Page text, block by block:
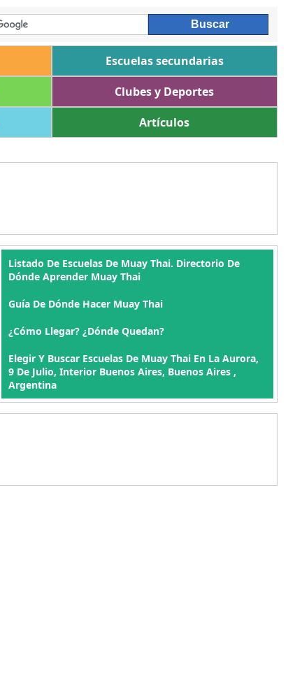
Escuelas secundarias
Clubes y Deportes
Artículos
Listado De Escuelas De Muay Thai. Directorio De
Dónde Aprender Muay Thai
Guía De Dónde Hacer Muay Thai
¿Cómo Llegar? ¿Dónde Quedan?
Elegir Y Buscar Escuelas De Muay Thai En La Aurora,
9 De Julio, Interior Buenos Aires, Buenos Aires ,
Argentina